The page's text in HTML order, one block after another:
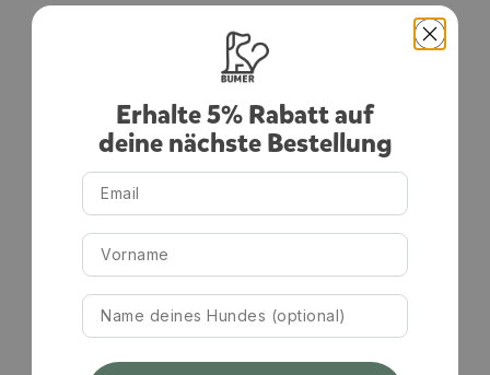
Erhalte 5% Rabatt auf
deine nächste Bestellung
Email
Vorname
Hundename